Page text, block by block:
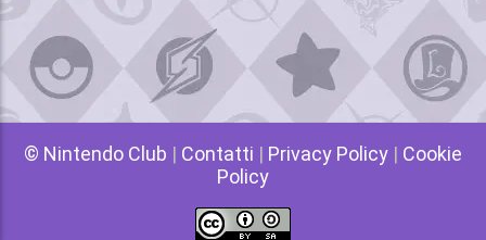
© Nintendo Club | Contatti | Privacy Policy | Cookie
Policy